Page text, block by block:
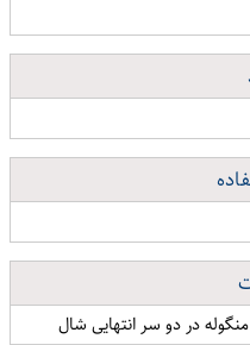
در دو سر انتهایی شال